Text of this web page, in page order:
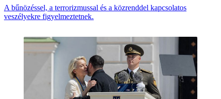
A bűnözéssel, a terrorizmussal és a közrenddel kapcsolatos
veszélyekre figyelmeztetnek.